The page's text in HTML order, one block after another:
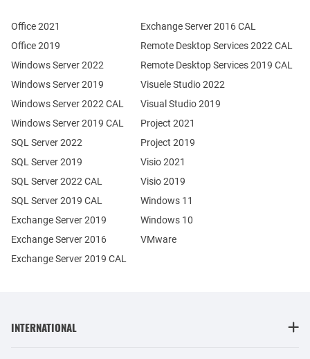
Office 2021
Office 2019
Windows Server 2022
Windows Server 2019
Exchange Server 2019
Exchange Server 2016
SQL Server 2022
SQL Server 2019
Windows Server 2022 CAL
Windows Server 2019 CAL
SQL Server 2022 CAL
SQL Server 2019 CAL
Remote Desktop Services 2022 CAL
Remote Desktop Services 2019 CAL
Exchange Server 2019 CAL
Exchange Server 2016 CAL
Visuele Studio 2022
Visual Studio 2019
Project 2021
Project 2019
Visio 2021
Visio 2019
Windows 11
Windows 10
VMware
INTERNATIONAL